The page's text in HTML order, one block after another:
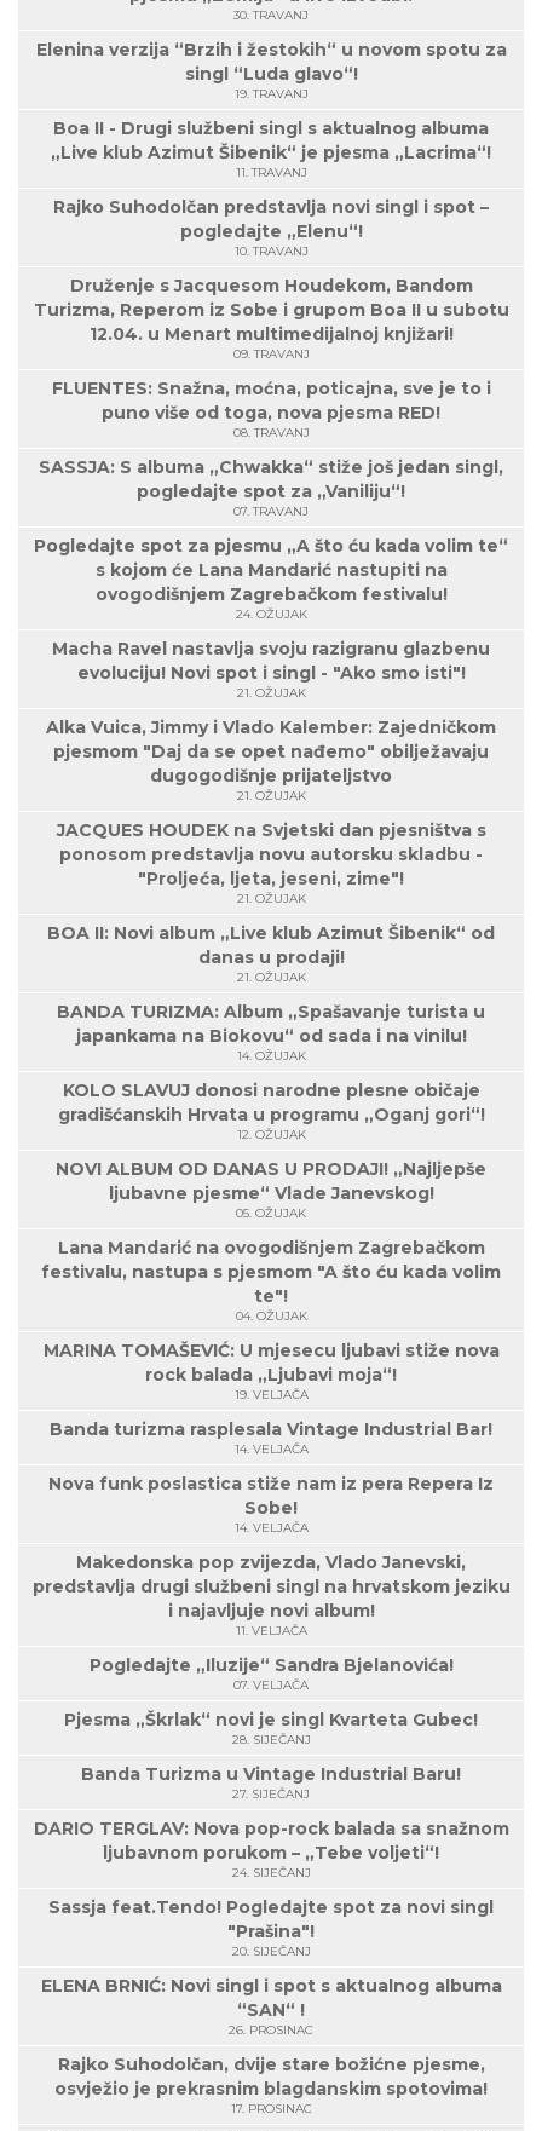
30. TRAVANJ
Elenina verzija “Brzih i žestokih“ u novom spotu za
singl “Luda glavo“!
19. TRAVANJ
Boa II - Drugi službeni singl s aktualnog albuma
„Live klub Azimut Šibenik“ je pjesma „Lacrima“!
11. TRAVANJ
Rajko Suhodolčan predstavlja novi singl i spot –
pogledajte „Elenu“!
10. TRAVANJ
Druženje s Jacquesom Houdekom, Bandom
Turizma, Reperom iz Sobe i grupom Boa II u subotu
12.04. u Menart multimedijalnoj knjižari!
09. TRAVANJ
FLUENTES: Snažna, moćna, poticajna, sve je to i
puno više od toga, nova pjesma RED!
08. TRAVANJ
SASSJA: S albuma „Chwakka“ stiže još jedan singl,
pogledajte spot za „Vaniliju“!
07. TRAVANJ
Pogledajte spot za pjesmu „A što ću kada volim te“
s kojom će Lana Mandarić nastupiti na
ovogodišnjem Zagrebačkom festivalu!
24. OŽUJAK
Macha Ravel nastavlja svoju razigranu glazbenu
evoluciju! Novi spot i singl - "Ako smo isti"!
21. OŽUJAK
Alka Vuica, Jimmy i Vlado Kalember: Zajedničkom
pjesmom "Daj da se opet nađemo" obilježavaju
dugogodišnje prijateljstvo
21. OŽUJAK
JACQUES HOUDEK na Svjetski dan pjesništva s
ponosom predstavlja novu autorsku skladbu -
"Proljeća, ljeta, jeseni, zime"!
21. OŽUJAK
BOA II: Novi album „Live klub Azimut Šibenik“ od
danas u prodaji!
21. OŽUJAK
BANDA TURIZMA: Album „Spašavanje turista u
japankama na Biokovu“ od sada i na vinilu!
14. OŽUJAK
KOLO SLAVUJ donosi narodne plesne običaje
gradišćanskih Hrvata u programu „Oganj gori“!
12. OŽUJAK
NOVI ALBUM OD DANAS U PRODAJI! „Najljepše
ljubavne pjesme“ Vlade Janevskog!
05. OŽUJAK
Lana Mandarić na ovogodišnjem Zagrebačkom
festivalu, nastupa s pjesmom "A što ću kada volim
te"!
04. OŽUJAK
MARINA TOMAŠEVIĆ: U mjesecu ljubavi stiže nova
rock balada „Ljubavi moja“!
19. VELJAČA
Banda turizma rasplesala Vintage Industrial Bar!
14. VELJAČA
Nova funk poslastica stiže nam iz pera Repera Iz
Sobe!
14. VELJAČA
Makedonska pop zvijezda, Vlado Janevski,
predstavlja drugi službeni singl na hrvatskom jeziku
i najavljuje novi album!
11. VELJAČA
Pogledajte „Iluzije“ Sandra Bjelanovića!
07. VELJAČA
Pjesma „Škrlak“ novi je singl Kvarteta Gubec!
28. SIJEČANJ
Banda Turizma u Vintage Industrial Baru!
27. SIJEČANJ
DARIO TERGLAV: Nova pop-rock balada sa snažnom
ljubavnom porukom – „Tebe voljeti“!
24. SIJEČANJ
Sassja feat.Tendo! Pogledajte spot za novi singl
"Prašina"!
20. SIJEČANJ
ELENA BRNIĆ: Novi singl i spot s aktualnog albuma
“SAN“ !
26. PROSINAC
Rajko Suhodolčan, dvije stare božićne pjesme,
osvježio je prekrasnim blagdanskim spotovima!
17. PROSINAC